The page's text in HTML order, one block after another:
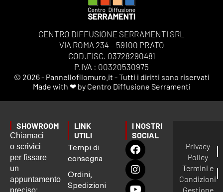
CENTRO DIFFUSIONE SERRAMENTI SRL
VIA ROMA 234 – 59100 PRATO
COD.FISC. 03728290481
P.IVA : 00320530975
© 2026 - Pannellofilomuro.it - Tutti i diritti sono riservati
Made with ❤ by Centro Diffusione Serramenti
SHOWROOM
Chiamaci
o scrivici
per fissare
un
appuntamento
LINK
UTILI
Tempi di
consegna
Ordini,
Spedizioni
I NOSTRI
SOCIAL
Privacy
Policy
Termini e
Condizioni
Gestione